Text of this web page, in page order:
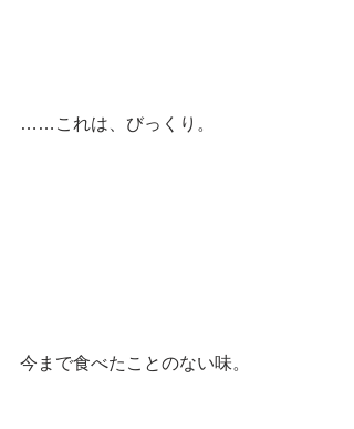
……これは、びっくり。
今まで食べたことのない味。